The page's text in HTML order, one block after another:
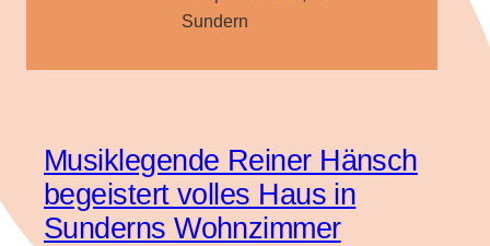
Sundern
Musiklegende Reiner Hänsch
begeistert volles Haus in
Sunderns Wohnzimmer